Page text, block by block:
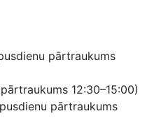
pārtraukums
12:30–15:00)
pārtraukums